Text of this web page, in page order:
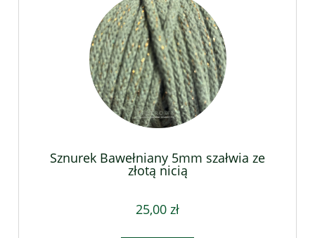
Sznurek Bawełniany 5mm szałwia ze
złotą nicią
25,00 zł